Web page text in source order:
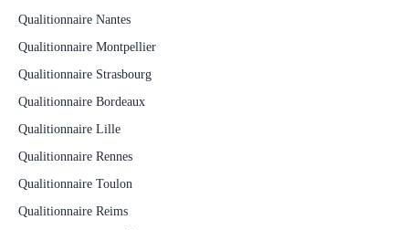
Qualitionnaire Nantes
Qualitionnaire Montpellier
Qualitionnaire Strasbourg
Qualitionnaire Bordeaux
Qualitionnaire Lille
Qualitionnaire Rennes
Qualitionnaire Toulon
Qualitionnaire Reims